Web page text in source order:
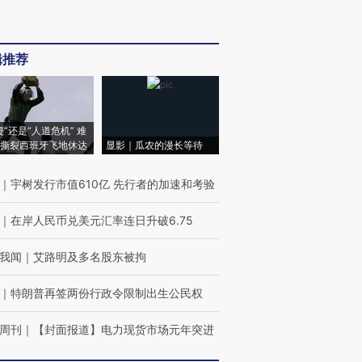
荐
”还是“人道危机” 难
裂西班牙飞地休达
显影｜瓜农的漫长等待
｜ 宇树发行市值610亿 先行者的加速和考验
｜ 在岸人民币兑美元汇率连日升破6.75
闻 ｜ 艾路明及多名股东被拘
｜ 特朗普再签两份行政令限制出生公民权
刊 ｜ 【封面报道】电力现货市场元年突进